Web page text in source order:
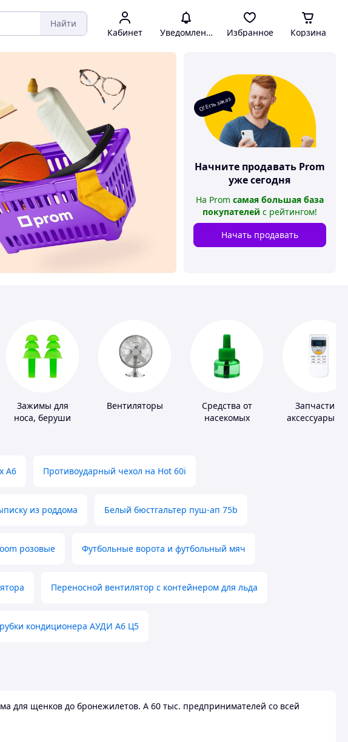
Найти
Кабинет Уведомления Избранное Корзина
О! Есть заказ
Начните продавать Prom
уже сегодня
На Prom самая большая база
покупателей с рейтингом!
Начать продавать
Зажимы для
носа, беруши
Вентиляторы
Средства от
насекомых
Запчасти и
аксессуары
А6 Противоударный чехол на Hot 60i
из роддома Белый бюстгальтер пуш-ап 75b
розовые Футбольные ворота и футбольный мяч
Переносной вентилятор с контейнером для льда
кондиционера АУДИ А6 Ц5
для щенков до бронежилетов. А 60 тыс. предпринимателей со всей